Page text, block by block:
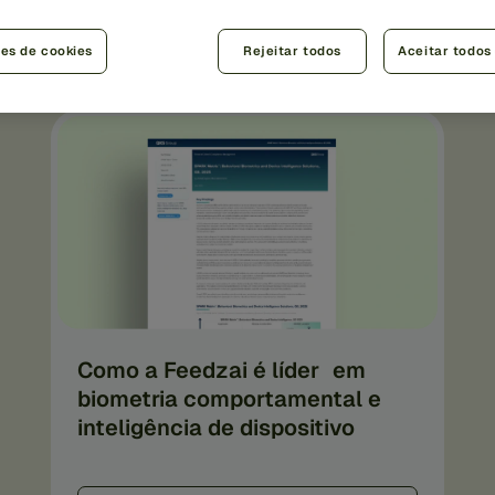
Como a Feedzai é líder em
biometria comportamental e
inteligência de dispositivo
de cookies Rejeitar todos Aceitar todos